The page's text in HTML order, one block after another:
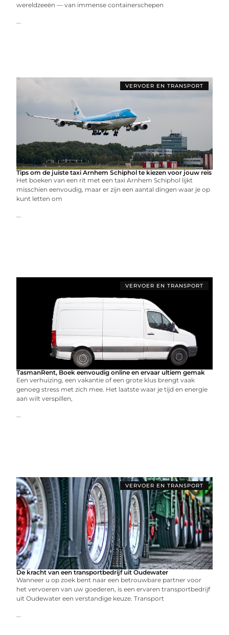
wereldzeeën — van immense containerschepen
...
VERVOER EN TRANSPORT
Tips om de juiste taxi Arnhem Schiphol te kiezen voor jouw reis
Het boeken van een rit met een taxi Arnhem Schiphol lijkt
misschien eenvoudig, maar er zijn een aantal dingen waar je op
kunt letten om
...
VERVOER EN TRANSPORT
TasmanRent, Boek eenvoudig online en ervaar ultiem gemak
Een verhuizing, een vakantie of een grote klus brengt vaak
genoeg stress met zich mee. Het laatste waar je tijd en energie
aan wilt verspillen,
...
VERVOER EN TRANSPORT
De kracht van een transportbedrijf uit Oudewater
Wanneer u op zoek bent naar een betrouwbare partner voor
het vervoeren van uw goederen, is een ervaren transportbedrijf
uit Oudewater een verstandige keuze. Transport
...